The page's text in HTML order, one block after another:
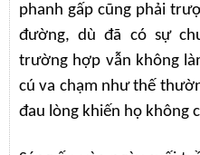
phanh gấp cũng phải
đường, dù đã có sự
trường hợp vẫn không
cú va chạm như thế
đau lòng khiến họ không